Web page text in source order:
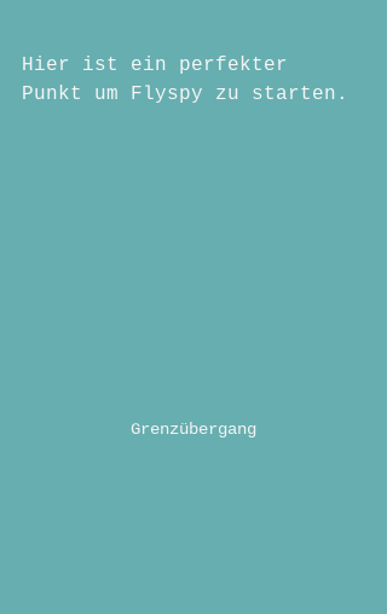
Hier ist ein perfekter
Punkt um Flyspy zu starten.
Grenzübergang